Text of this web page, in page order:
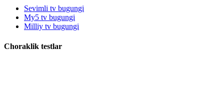
Sevimli tv bugungi
My5 tv bugungi
Milliy tv bugungi
Choraklik testlar